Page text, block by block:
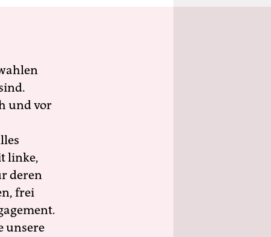
und vor
linke,
deren
frei
unsere